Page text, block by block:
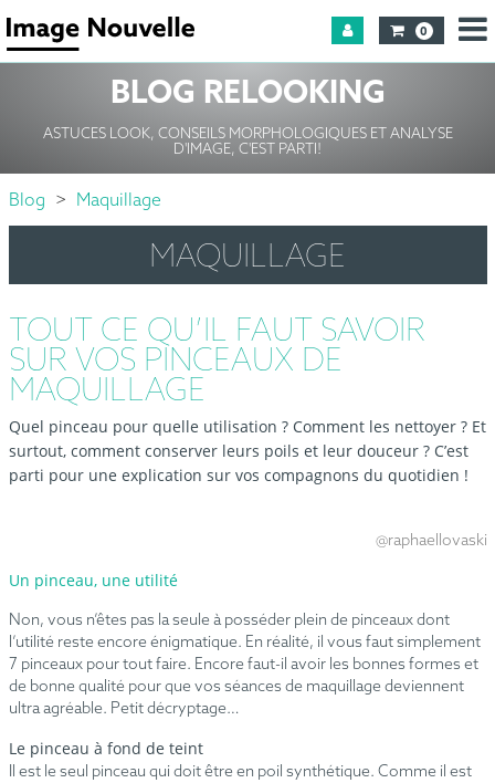
0
BLOG RELOOKING
ASTUCES LOOK, CONSEILS MORPHOLOGIQUES ET ANALYSE
D'IMAGE, C'EST PARTI!
Blog Maquillage
MAQUILLAGE
TOUT CE QU’IL FAUT SAVOIR
SUR VOS PINCEAUX DE
MAQUILLAGE
Quel pinceau pour quelle utilisation ? Comment les nettoyer ? Et
surtout, comment conserver leurs poils et leur douceur ? C’est
parti pour une explication sur vos compagnons du quotidien !
@raphaellovaski
Un pinceau, une utilité
Non, vous n’êtes pas la seule à posséder plein de pinceaux dont
l’utilité reste encore énigmatique. En réalité, il vous faut simplement
7 pinceaux pour tout faire. Encore faut-il avoir les bonnes formes et
de bonne qualité pour que vos séances de maquillage deviennent
ultra agréable. Petit décryptage…
Le pinceau à fond de teint
Il est le seul pinceau qui doit être en poil synthétique. Comme il est